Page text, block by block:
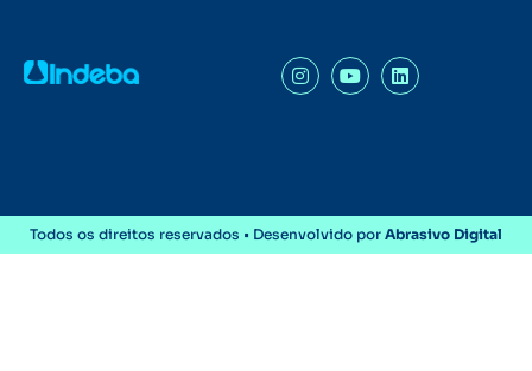
Todos os direitos reservados • Desenvolvido por Abrasivo Digital